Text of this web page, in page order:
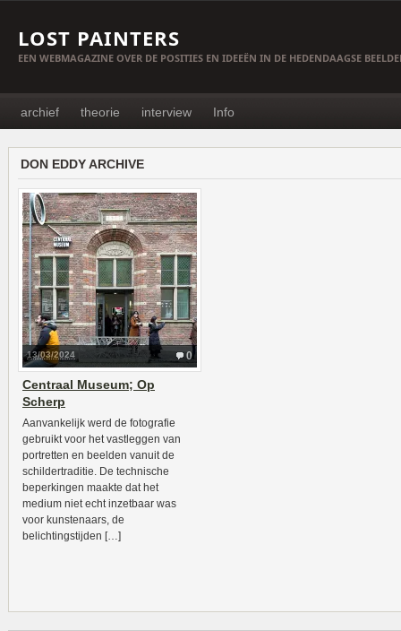
LOST PAINTERS
EEN WEBMAGAZINE OVER DE POSITIES EN IDEEËN IN DE HEDENDAAGSE
archief theorie interview Info
DON EDDY ARCHIVE
0
13/03/2024
Centraal Museum; Op
Scherp
Aanvankelijk werd de fotografie
gebruikt voor het vastleggen van
portretten en beelden vanuit de
schildertraditie. De technische
beperkingen maakte dat het
medium niet echt inzetbaar was
voor kunstenaars, de
belichtingstijden […]